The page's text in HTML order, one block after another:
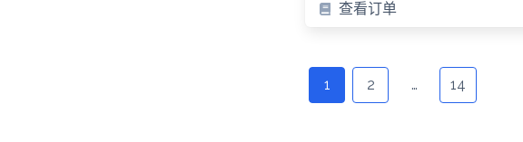
查看订单
navigation
1 2 … 14